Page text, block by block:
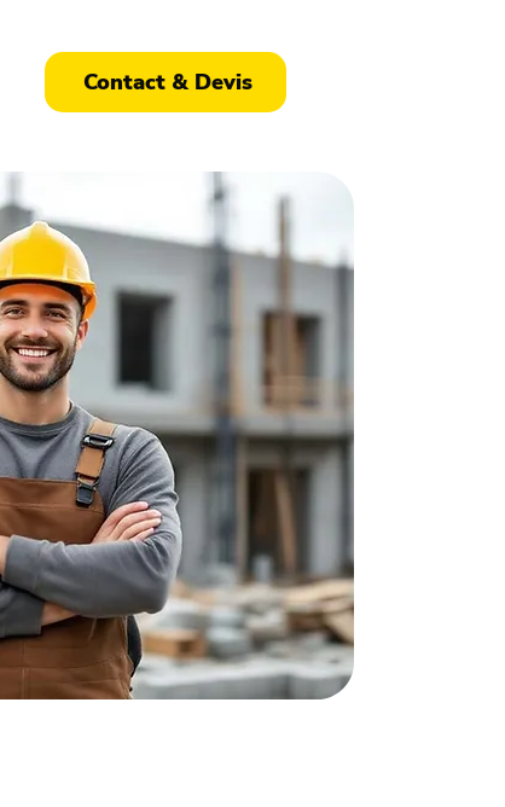
Contact & Devis